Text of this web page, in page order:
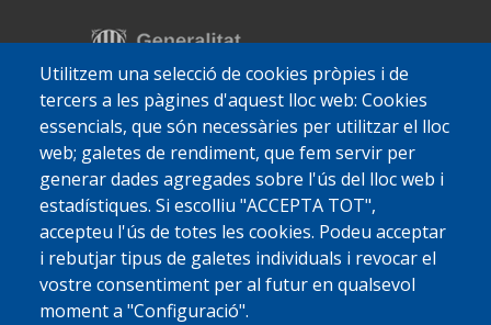
Utilitzem una selecció de cookies pròpies i de
tercers a les pàgines d'aquest lloc web: Cookies
essencials, que són necessàries per utilitzar el lloc
web; galetes de rendiment, que fem servir per
generar dades agregades sobre l'ús del lloc web i
estadístiques. Si escolliu "ACCEPTA TOT",
accepteu l'ús de totes les cookies. Podeu acceptar
i rebutjar tipus de galetes individuals i revocar el
vostre consentiment per al futur en qualsevol
moment a "Configuració".